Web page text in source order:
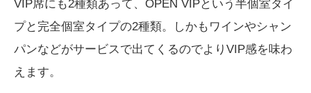
VIP席にも2種類あって、OPEN VIPという半個室タイ
プと完全個室タイプの2種類。しかもワインやシャン
パンなどがサービスで出てくるのでよりVIP感を味わ
えます。